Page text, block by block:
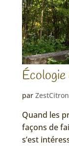
par ZestCitron
Quand les
façons de
s’est